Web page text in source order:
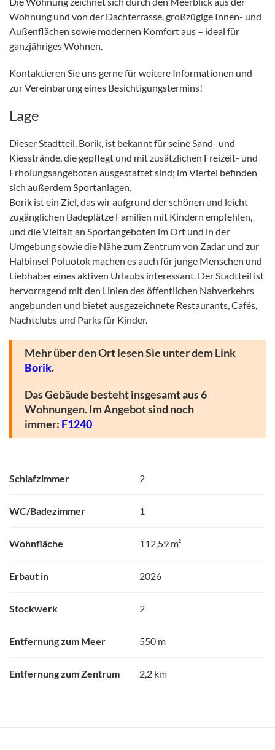
Wohnung und von der Dachterrasse, großzügige Innen- und
Außenflächen sowie modernen Komfort aus – ideal für
ganzjähriges Wohnen.
Kontaktieren Sie uns gerne für weitere Informationen und
zur Vereinbarung eines Besichtigungstermins!
Lage
Dieser Stadtteil, Borik, ist bekannt für seine Sand- und
Kiesstrände, die gepflegt und mit zusätzlichen Freizeit- und
Erholungsangeboten ausgestattet sind; im Viertel befinden
sich außerdem Sportanlagen.
Borik ist ein Ziel, das wir aufgrund der schönen und leicht
zugänglichen Badeplätze Familien mit Kindern empfehlen,
und die Vielfalt an Sportangeboten im Ort und in der
Umgebung sowie die Nähe zum Zentrum von Zadar und zur
Halbinsel Poluotok machen es auch für junge Menschen und
Liebhaber eines aktiven Urlaubs interessant. Der Stadtteil ist
hervorragend mit den Linien des öffentlichen Nahverkehrs
angebunden und bietet ausgezeichnete Restaurants, Cafés,
Nachtclubs und Parks für Kinder.
Mehr über den Ort lesen Sie unter dem Link
Borik.
Das Gebäude besteht insgesamt aus 6
Wohnungen. Im Angebot sind noch
immer: F1240
Schlafzimmer 2
WC/Badezimmer 1
Wohnfläche 112,59 m²
Erbaut in 2026
Stockwerk 2
Entfernung zum Meer 550 m
Entfernung zum Zentrum 2,2 km